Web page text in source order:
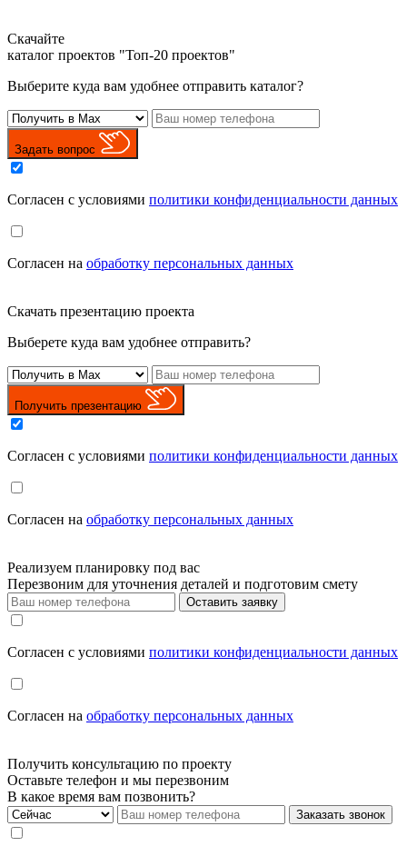
Скачайте
каталог проектов "Топ-20 проектов"
Выберите куда вам удобнее отправить каталог?
Задать вопрос
Cогласен с условиями политики конфиденциальности данных
Cогласен на обработку персональных данных
Скачать презентацию проекта
Выберете куда вам удобнее отправить?
Получить презентацию
Cогласен с условиями политики конфиденциальности данных
Cогласен на обработку персональных данных
Реализуем планировку под вас
Перезвоним для уточнения деталей и подготовим смету
Оставить заявку
Cогласен с условиями политики конфиденциальности данных
Cогласен на обработку персональных данных
Получить консультацию по проекту
Оставьте телефон и мы перезвоним
В какое время вам позвонить?
Заказать звонок